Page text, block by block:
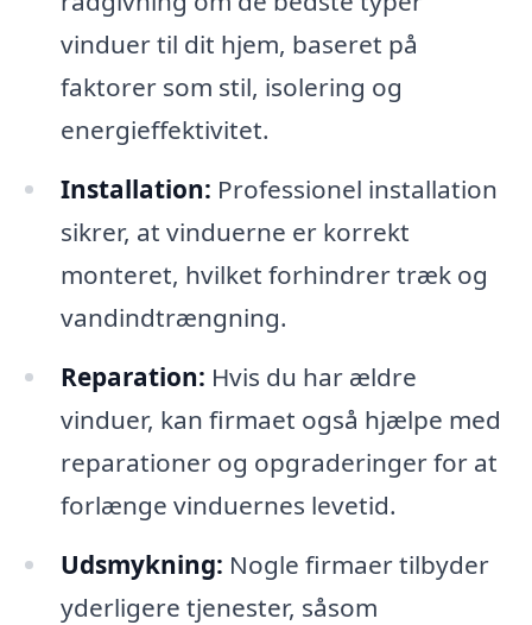
vinduer til dit hjem, baseret på
faktorer som stil, isolering og
energieffektivitet.
Installation: Professionel installation
sikrer, at vinduerne er korrekt
monteret, hvilket forhindrer træk og
vandindtrængning.
Reparation: Hvis du har ældre
vinduer, kan firmaet også hjælpe med
reparationer og opgraderinger for at
forlænge vinduernes levetid.
Udsmykning: Nogle firmaer tilbyder
yderligere tjenester, såsom